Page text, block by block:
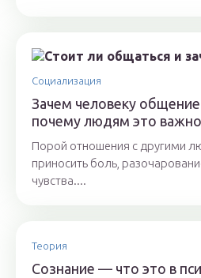
Социализация
Зачем человеку
почему людям это важно
Порой отношения с другими
приносить боль,
чувства....
Теория
Сознание — что это в